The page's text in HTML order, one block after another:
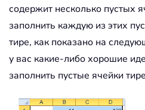
содержит несколько пустых
заполнить каждую из этих
тире, как показано на
у вас какие-либо хорошие
заполнить пустые ячейки